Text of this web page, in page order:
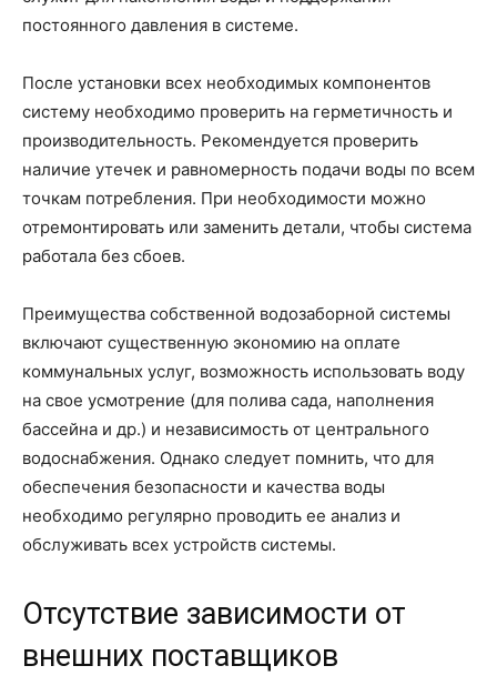
постоянного давления в системе.
После установки всех необходимых компонентов
систему необходимо проверить на герметичность и
производительность. Рекомендуется проверить
наличие утечек и равномерность подачи воды по всем
точкам потребления. При необходимости можно
отремонтировать или заменить детали, чтобы система
работала без сбоев.
Преимущества собственной водозаборной системы
включают существенную экономию на оплате
коммунальных услуг, возможность использовать воду
на свое усмотрение (для полива сада, наполнения
бассейна и др.) и независимость от центрального
водоснабжения. Однако следует помнить, что для
обеспечения безопасности и качества воды
необходимо регулярно проводить ее анализ и
обслуживать всех устройств системы.
Отсутствие зависимости от
внешних поставщиков